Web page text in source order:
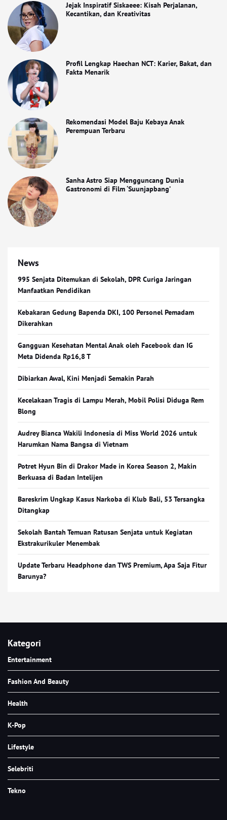
Jejak Inspiratif Siskaeee: Kisah Perjalanan,
Kecantikan, dan Kreativitas
Profil Lengkap Haechan NCT: Karier, Bakat, dan
Fakta Menarik
Rekomendasi Model Baju Kebaya Anak
Perempuan Terbaru
Sanha Astro Siap Mengguncang Dunia
Gastronomi di Film ‘Suunjapbang’
News
995 Senjata Ditemukan di Sekolah, DPR Curiga Jaringan
Manfaatkan Pendidikan
Kebakaran Gedung Bapenda DKI, 100 Personel Pemadam
Dikerahkan
Gangguan Kesehatan Mental Anak oleh Facebook dan IG
Meta Didenda Rp16,8 T
Dibiarkan Awal, Kini Menjadi Semakin Parah
Kecelakaan Tragis di Lampu Merah, Mobil Polisi Diduga Rem
Blong
Audrey Bianca Wakili Indonesia di Miss World 2026 untuk
Harumkan Nama Bangsa di Vietnam
Potret Hyun Bin di Drakor Made in Korea Season 2, Makin
Berkuasa di Badan Intelijen
Bareskrim Ungkap Kasus Narkoba di Klub Bali, 53 Tersangka
Ditangkap
Sekolah Bantah Temuan Ratusan Senjata untuk Kegiatan
Ekstrakurikuler Menembak
Update Terbaru Headphone dan TWS Premium, Apa Saja Fitur
Barunya?
Kategori
Entertainment
Fashion And Beauty
Health
K-Pop
Lifestyle
Selebriti
Tekno